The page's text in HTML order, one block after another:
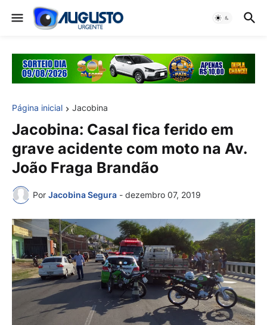
Página inicial Jacobina
Jacobina: Casal fica ferido em
grave acidente com moto na Av.
João Fraga Brandão
Por Jacobina Segura - dezembro 07, 2019